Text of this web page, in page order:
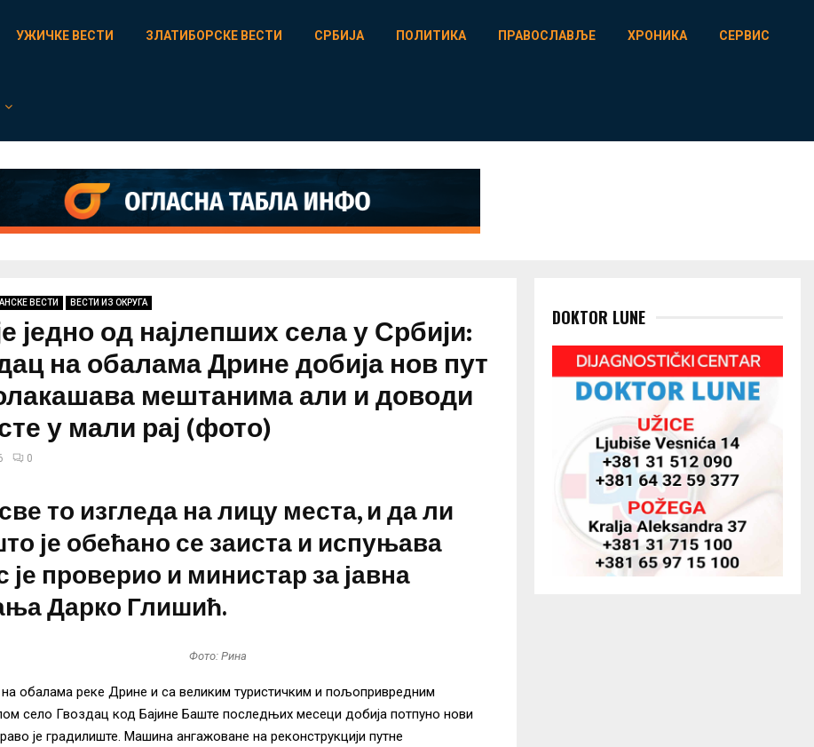
УЖИЧКЕ ВЕСТИ ЗЛАТИБОРСКЕ ВЕСТИ СРБИЈА ПОЛИТИКА ПРАВОСЛАВЉЕ ХРОНИКА СЕРВИС
ВЕСТИ ВЕСТИ ИЗ ОКРУГА
једно од најлепших села у Србији:
на обалама Дрине добија нов пут
мештанима али и доводи
у мали рај (фото)
0
то изгледа на лицу места, и да ли
је обећано се заиста и испуњава
је проверио и министар за јавна
Дарко Глишић.
Фото: Рина
обалама реке Дрине и са великим туристичким и пољопривредним
село Гвоздац код Бајине Баште последњих месеци добија потпуно нови
је градилиште. Машина ангажоване на реконструкцији путне
DOKTOR LUNE